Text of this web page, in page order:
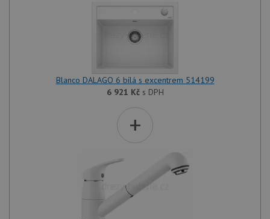
Blanco DALAGO 6 bílá s excentrem 514199
6 921 Kčs DPH
+